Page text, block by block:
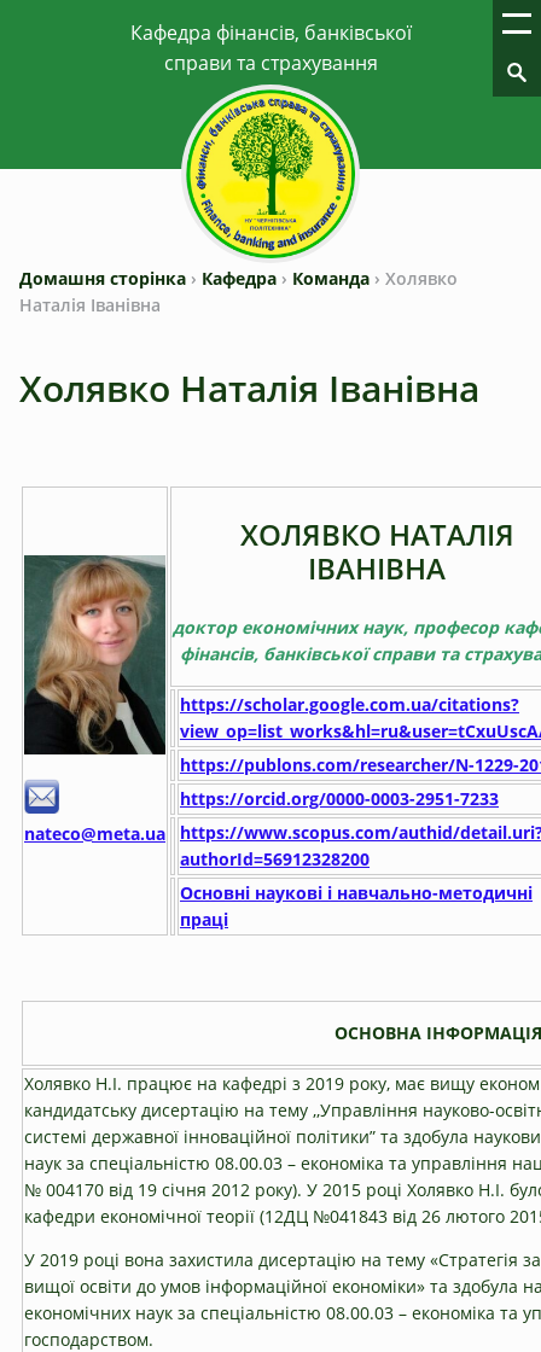
Домашня сторінка › Кафедра › Команда › Холявко
Наталія Іванівна
Холявко Наталія Іванівна
nateco@meta.ua
ХОЛЯВКО НАТАЛІЯ
ІВАНІВНА
доктор економічних наук, професор
фінансів, банківської справи та
https://scholar.google.com.ua/citations?
https://publons.com/researcher/N-1229-
https://orcid.org/0000-0003-2951-7233
https://www.scopus.com/authid/
authorId=56912328200
Основні наукові і навчально-методичні
праці
ОСНОВНА ІНФОРМАЦІЯ
Холявко Н.І. працює на кафедрі з 2019 року, має вищу
кандидатську дисертацію на тему ,,Управління науково-
системі державної інноваційної політики” та здобула
наук за спеціальністю 08.00.03 – економіка та управління
№ 004170 від 19 січня 2012 року). У 2015 році Холявко Н.І.
кафедри економічної теорії (12ДЦ №041843 від 26 лютого
У 2019 році вона захистила дисертацію на тему «Стратегія
вищої освіти до умов інформаційної економіки» та здобула
економічних наук за спеціальністю 08.00.03 – економіка та
господарством.